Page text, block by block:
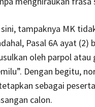
sini, tampaknya MK
Pasal 6A ayat (2)
oleh parpol atau
Dengan begitu,
sebagai
calon.